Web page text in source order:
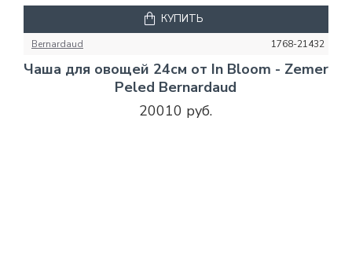
Bernardaud 1768-21432
Чаша для овощей 24см от In Bloom - Zemer
Peled Bernardaud
20010 руб.
КУПИТЬ